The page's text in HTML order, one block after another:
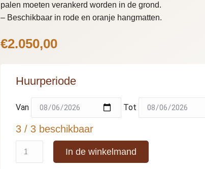
palen moeten verankerd worden in de grond.
– Beschikbaar in rode en oranje hangmatten.
€2.050,00
Huurperiode
Van Tot
3 / 3 beschikbaar
In de winkelmand